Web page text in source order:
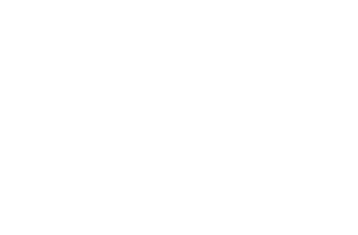
Operationen, Handchirurgie, Fusschirurgie